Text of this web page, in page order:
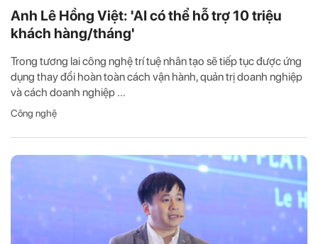
Anh Lê Hồng Việt: 'AI có thể hỗ trợ 10 triệu
khách hàng/tháng'
Trong tương lai công nghệ trí tuệ nhân tạo sẽ tiếp tục được ứng
dụng thay đổi hoàn toàn cách vận hành, quản trị doanh nghiệp
và cách doanh nghiệp ...
Công nghệ